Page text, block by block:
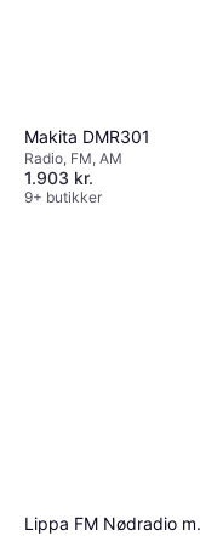
Makita DMR301
Radio, FM, AM
1.903 kr.
9+ butikker
Lippa FM Nødradio m.